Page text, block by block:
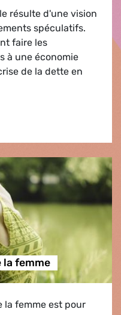
résulte d'une vision
spéculatifs.
faire les
à une économie
de la dette en
Vert
femme
la femme est pour